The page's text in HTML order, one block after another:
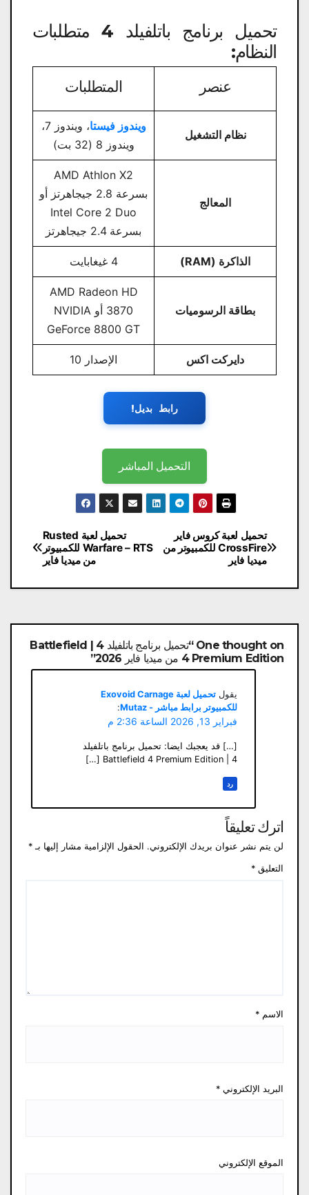
تحميل برنامج باتلفيلد 4 متطلبات
النظام​:
عنصر المتطلبات
نظام التشغيل
ويندوز فيستا
، ويندوز 7،
ويندوز 8 (32 بت)
المعالج
AMD Athlon X2
بسرعة 2.8 جيجاهرتز أو
Intel Core 2 Duo
بسرعة 2.4 جيجاهرتز
الذاكرة (RAM) 4 غيغابايت
بطاقة الرسوميات
AMD Radeon HD
3870 أو NVIDIA
GeForce 8800 GT
دايركت اكس الإصدار 10
رابط بديل!
التحميل المباشر
تصفّح
المقالات
تحميل لعبة Rusted
Warfare – RTS للكمبيوتر
من ميديا فاير
تحميل لعبة كروس فاير
CrossFire للكمبيوتر من
ميديا فاير
One thought on “تحميل برنامج باتلفيلد 4 | Battlefield
4 Premium Edition من ميديا ​​فاير 2026”
يقول
تحميل لعبة Exovoid Carnage
للكمبيوتر برابط مباشر - Mutaz
:
فبراير 13, 2026 الساعة 2:36 م
[…] قد يعجبك ايضا: تحميل برنامج باتلفيلد
4 | Battlefield 4 Premium Edition […]
رد
اترك تعليقاً
لن يتم نشر عنوان بريدك الإلكتروني. الحقول الإلزامية مشار إليها بـ *
التعليق *
الاسم *
البريد الإلكتروني *
الموقع الإلكتروني